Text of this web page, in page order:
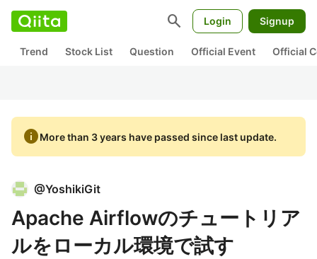
search Login Signup
Trend Stock List Question Official Event Official
infoMore than 3 years have passed since last update.
@YoshikiGit
Apache Airflowのチュートリア
ルをローカル環境で試す